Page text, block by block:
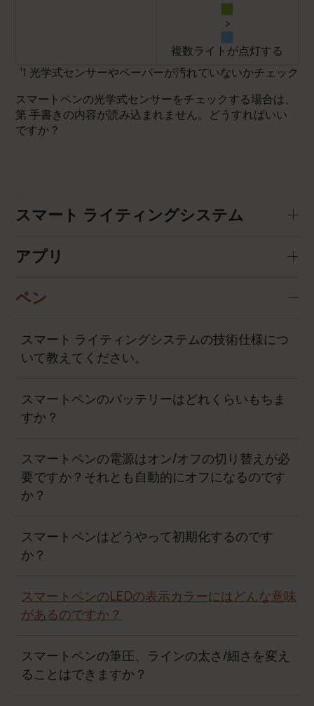
>
複数ライトが点灯する
¹1 光学式センサーやペーパーが汚れていないかチェック
スマートペンの光学式センサーをチェックする場合は、
第手書きの内容が読み込まれません。どうすればいい
ですか？
スマート ライティングシステム
アプリ
ペン
スマート ライティングシステムの技術仕様につ
いて教えてください。
スマートペンのバッテリーはどれくらいもちま
すか？
スマートペンの電源はオン/オフの切り替えが必
要ですか？それとも自動的にオフになるのです
か？
スマートペンはどうやって初期化するのです
か？
スマートペンのLEDの表示カラーにはどんな意味
があるのですか？
スマートペンの筆圧、ラインの太さ/細さを変え
ることはできますか？